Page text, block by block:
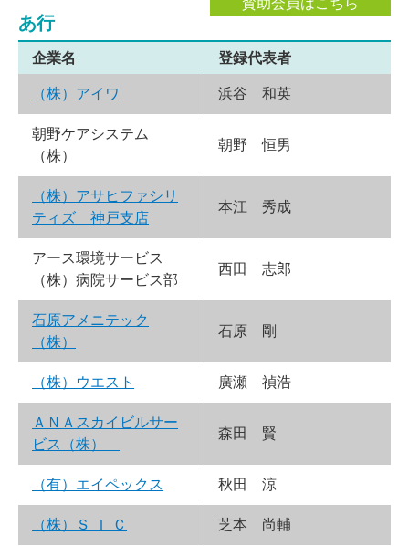
賛助会員はこちら
あ行
企業名 登録代表者
（株）アイワ 浜谷 和英
朝野ケアシステム
（株）
朝野 恒男
（株）アサヒファシリ
ティズ 神戸支店
本江 秀成
アース環境サービス
（株）病院サービス部
西田 志郎
石原アメニテック
（株）
石原 剛
（株）ウエスト 廣瀬 禎浩
ＡＮＡスカイビルサー
ビス（株）
森田 賢
（有）エイペックス 秋田 涼
（株）Ｓ Ｉ Ｃ 芝本 尚輔